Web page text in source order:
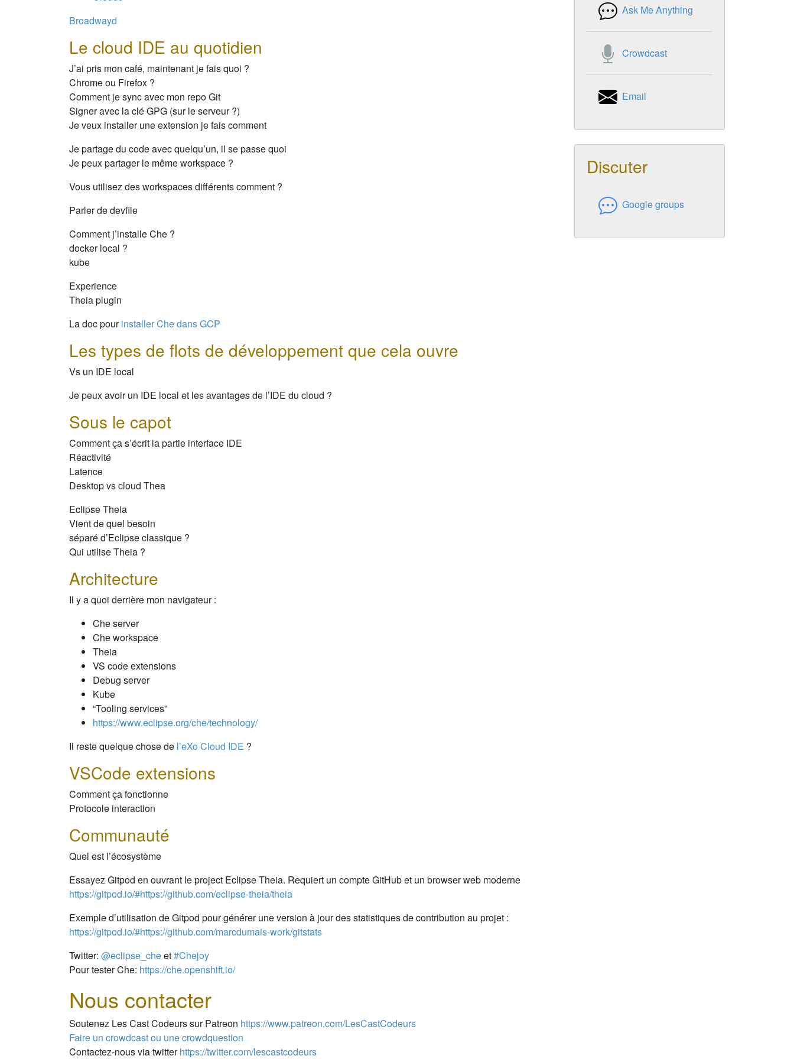
Broadwayd
Le cloud IDE au quotidien
J’ai pris mon café, maintenant je fais quoi ?
Chrome ou Firefox ?
Comment je sync avec mon repo Git
Signer avec la clé GPG (sur le serveur ?)
Je veux installer une extension je fais comment
Je partage du code avec quelqu’un, il se passe quoi
Je peux partager le même workspace ?
Vous utilisez des workspaces différents comment ?
Parler de devfile
Comment j’installe Che ?
docker local ?
kube
Experience
Theia plugin
La doc pourinstaller Che dans GCP
Les types de flots de développement que cela ouvre
Vs un IDE local
Je peux avoir un IDE local et les avantages de l’IDE du cloud ?
Sous le capot
Comment ça s’écrit la partie interface IDE
Réactivité
Latence
Desktop vs cloud Thea
Eclipse Theia
Vient de quel besoin
séparé d’Eclipse classique ?
Qui utilise Theia ?
Architecture
Il y a quoi derrière mon navigateur :
Che server
Che workspace
Theia
VS code extensions
Debug server
Kube
“Tooling services”
https://www.eclipse.org/che/technology/
Il reste quelque chose de l’eXo Cloud IDE ?
VSCode extensions
Comment ça fonctionne
Protocole interaction
Communauté
Quel est l’écosystème
Essayez Gitpod en ouvrant le project Eclipse Theia. Requiert un compte GitHub et un browser web moderne
https://gitpod.io/#https://github.com/eclipse-theia/theia
Exemple d’utilisation de Gitpod pour générer une version à jour des statistiques de contribution au projet :
https://gitpod.io/#https://github.com/marcdumais-work/gitstats
Twitter: @eclipse_cheet#Chejoy
Pour tester Che: https://che.openshift.io/
Nous contacter
Soutenez Les Cast Codeurs sur Patreon https://www.patreon.com/LesCastCodeurs
Faire un crowdcast ou une crowdquestion
Contactez-nous via twitterhttps://twitter.com/lescastcodeurs
Ask Me Anything
Crowdcast
Email
Discuter
Google groups